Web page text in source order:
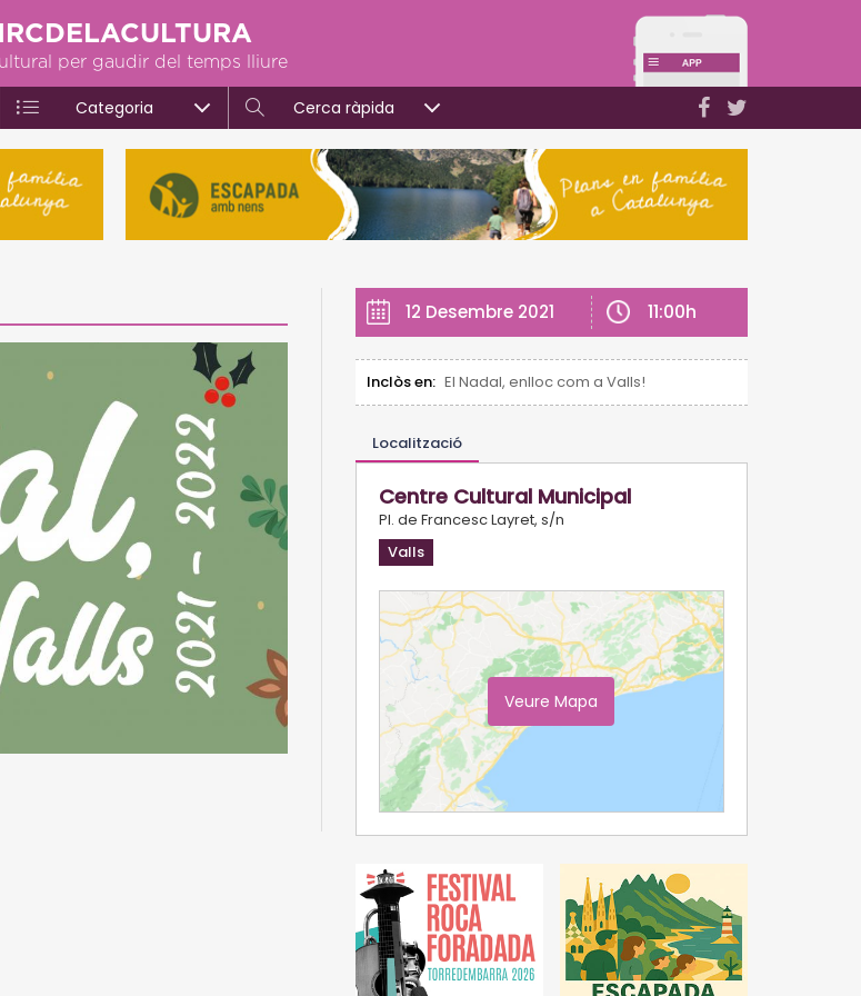
per gaudir del temps lliure
Categoria Cerca ràpida
12 Desembre 2021 11:00h
Inclòs en: El Nadal, enlloc com a Valls!
Localització
Centre Cultural Municipal
Pl. de Francesc Layret, s/n
Valls
Veure Mapa